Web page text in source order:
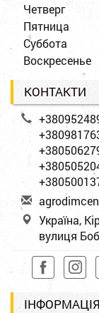
Четверг
Пятница
Суббота
Воскресенье
КОНТАКТИ
agrodimcen
Україна,
вулиця
ІНФОРМАЦІЯ